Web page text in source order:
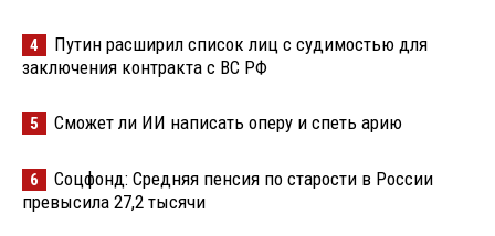
4
Путин расширил список лиц с судимостью для
заключения контракта с ВС РФ
5 Сможет ли ИИ написать оперу и спеть арию
6
Соцфонд: Средняя пенсия по старости в России
превысила 27,2 тысячи